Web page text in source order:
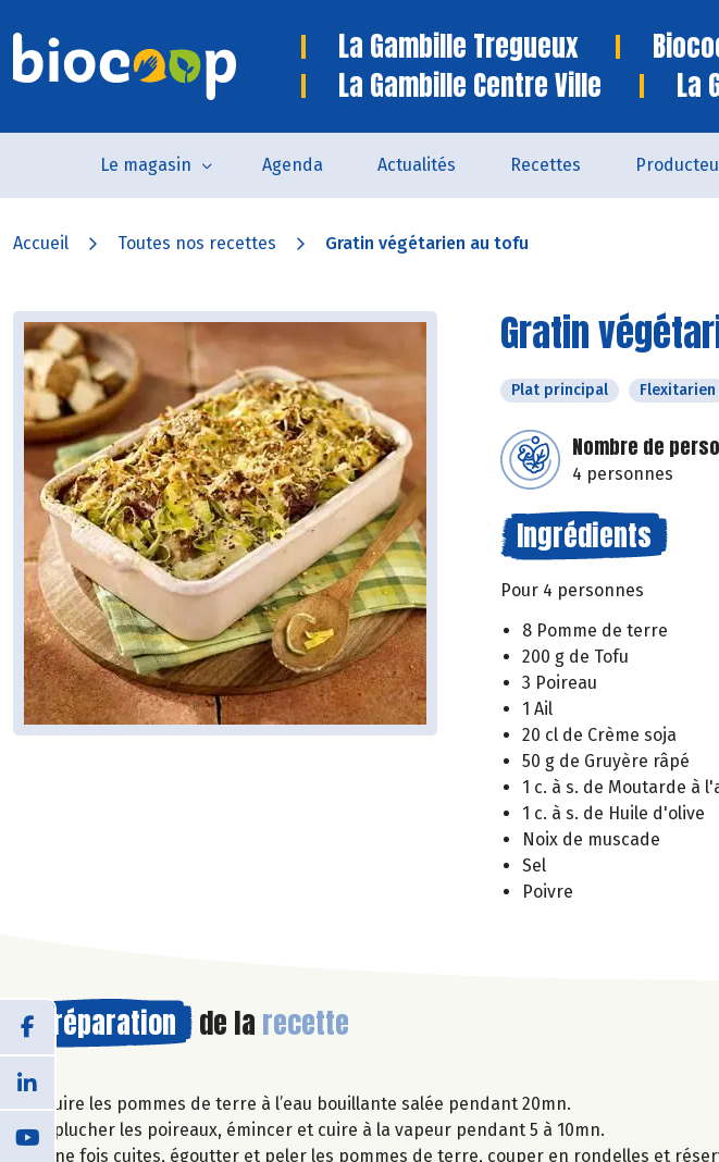
La Gambille Tregueux
La Gambille Centre Ville
La
Le magasin Agenda Actualités Recettes
Accueil Toutes nos recettes Gratin végétarien au tofu
Gratin
Plat principal Flexitarien
Nombre de
4 personnes
Ingrédients
Pour 4 personnes
8 Pomme de terre
200 g de Tofu
3 Poireau
1 Ail
20 cl de Crème soja
50 g de Gruyère râpé
1 c. à s. de Moutarde à
1 c. à s. de Huile d'olive
Noix de muscade
Sel
Poivre
Préparation de la recette
Cuire les pommes de terre à l’eau bouillante salée pendant 20mn.
Eplucher les poireaux, émincer et cuire à la vapeur pendant 5 à 10mn.
Une fois cuites, égoutter et peler les pommes de terre, couper en rondelles et